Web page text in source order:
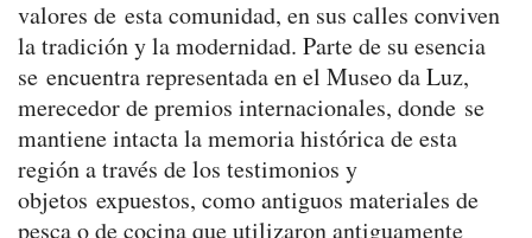
valores de esta comunidad, en sus calles conviven
la tradición y la modernidad. Parte de su esencia
se encuentra representada en el Museo da Luz,
merecedor de premios internacionales, donde se
mantiene intacta la memoria histórica de esta
región a través de los testimonios y
objetos expuestos, como antiguos materiales de
pesca o de cocina que utilizaron antiguamente